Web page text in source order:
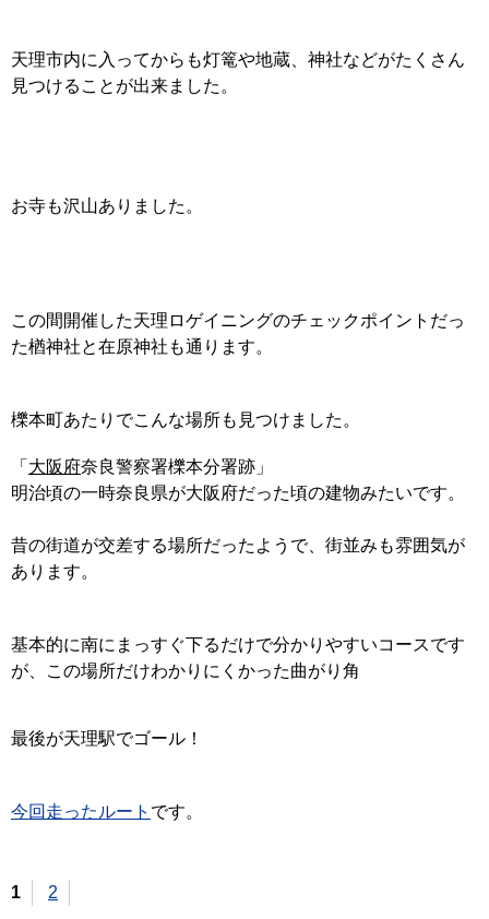
天理市内に入ってからも灯篭や地蔵、神社などがたくさん
見つけることが出来ました。
お寺も沢山ありました。
この間開催した天理ロゲイニングのチェックポイントだっ
た楢神社と在原神社も通ります。
櫟本町あたりでこんな場所も見つけました。
「 大阪府奈良警察署櫟本分署跡」
明治頃の一時奈良県が大阪府だった頃の建物みたいです。
昔の街道が交差する場所だったようで、街並みも雰囲気が
あります。
基本的に南にまっすぐ下るだけで分かりやすいコースです
が、この場所だけわかりにくかった曲がり角
最後が天理駅でゴール！
今回走ったルート です。
1 2